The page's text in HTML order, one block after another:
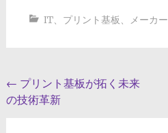
IT、 プリント基板 、 メーカー
投
稿
← プリント基板が拓く未来
の技術革新